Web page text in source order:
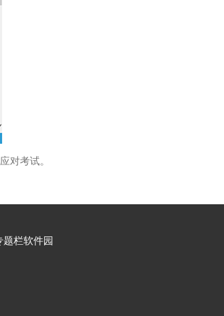
对考试。
题栏软件园